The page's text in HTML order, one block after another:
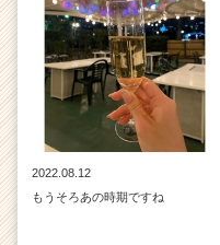
2022.08.12
もうそろあの時期ですね